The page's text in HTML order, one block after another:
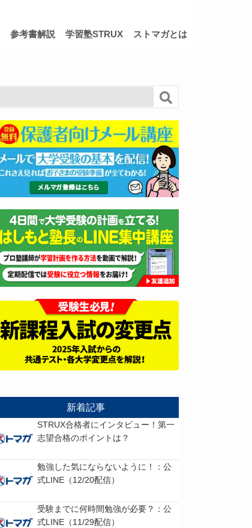
参考書解説 学習塾STRUX ストマガとは
新着記事
STRUX合格者にインタビュー！第一
志望合格のポイントは？
勉強した気にならないように！：公
式LINE（12/20配信）
受験までに何時間勉強が必要？：公
式LINE（11/29配信）